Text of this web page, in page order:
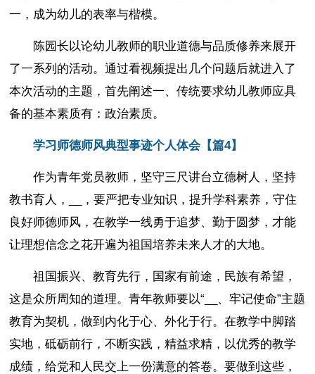
一，成为幼儿的表率与楷模。
陈园长以论幼儿教师的职业道德与品质修养来展开
了一系列的活动。通过看视频提出几个问题后就进入了
本次活动的主题，首先阐述一、传统要求幼儿教师应具
备的基本素质有：政治素质。
学习师德师风典型事迹个人体会【篇4】
作为青年党员教师，坚守三尺讲台立德树人，坚持
教书育人，__，要严把专业知识，提升学科素养，守住
良好师德师风，在教学一线勇于追梦、勤于圆梦，才能
让理想信念之花开遍为祖国培养未来人才的大地。
祖国振兴、教育先行，国家有前途，民族有希望，
这是众所周知的道理。青年教师要以“__、牢记使命”主题
教育为契机，做到内化于心、外化于行。在教学中脚踏
实地，砥砺前行，不断实践，精益求精，以优秀的教学
成绩，给党和人民交上一份满意的答卷。要做到这些，